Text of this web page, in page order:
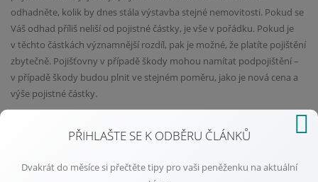
odhadněte, kolik by dnes stála výstavba stejné nemovitosti. Pokud se
Váš odhad příliš neliší od pojistné částky, je vše v pořádku. Pokud je
v těchto částkách významnější rozdíl, pak je možné, že platíte pojištění
zbytečně. Pojišťovny v případě škody mohou namítat podpojištění –
v případě škody budou plnit ve stejném poměru, jako je nová cena a
výše pojistné částky.
Máte životní pojištění ? K čemu Vám slouží? Životní pojištění by
Vás finančně závislí. Zkuste si spočítat, kolik by Vaší rodině měsíčně
PŘIHLAŠTE SE K ODBĚRU ČLÁNKŮ
Dvakrát do měsíce si přečtěte tipy pro vaši peněženku na aktuální